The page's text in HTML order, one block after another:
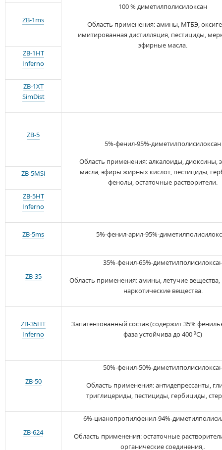
100 % диметилполисилоксан
Область применения: амины, МТБЭ,
имитированная дистилляция, пестициды,
эфирные масла.
ZB-1ms
ZB-1HT
Inferno
ZB-1XT
SimDist
ZB-5
5%-фенил-95%-диметилполисилоксан
Область применения: алкалоиды, диоксины,
масла, эфиры жирных кислот, пестициды,
фенолы, остаточные растворители.
ZB-5MSi
ZB-5HT
Inferno
ZB-5ms 5%-фенил-арил-95%-
ZB-35
35%-фенил-65%-
Область применения: амины, летучие вещества,
наркотические вещества.
ZB-35HT
Inferno
Запатентованный состав (содержит 35%
фаза устойчива до 400 0С)
ZB-50
50%-фенил-50%-
Область применения: антидепрессанты,
триглицериды, пестициды, гербициды,
ZB-624
6%-цианопропилфенил-94%-
Область применения: остаточные
органические соединения,.